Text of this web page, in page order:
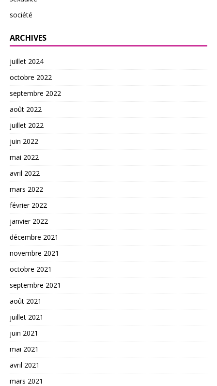
société
ARCHIVES
juillet 2024
octobre 2022
septembre 2022
août 2022
juillet 2022
juin 2022
mai 2022
avril 2022
mars 2022
février 2022
janvier 2022
décembre 2021
novembre 2021
octobre 2021
septembre 2021
août 2021
juillet 2021
juin 2021
mai 2021
avril 2021
mars 2021